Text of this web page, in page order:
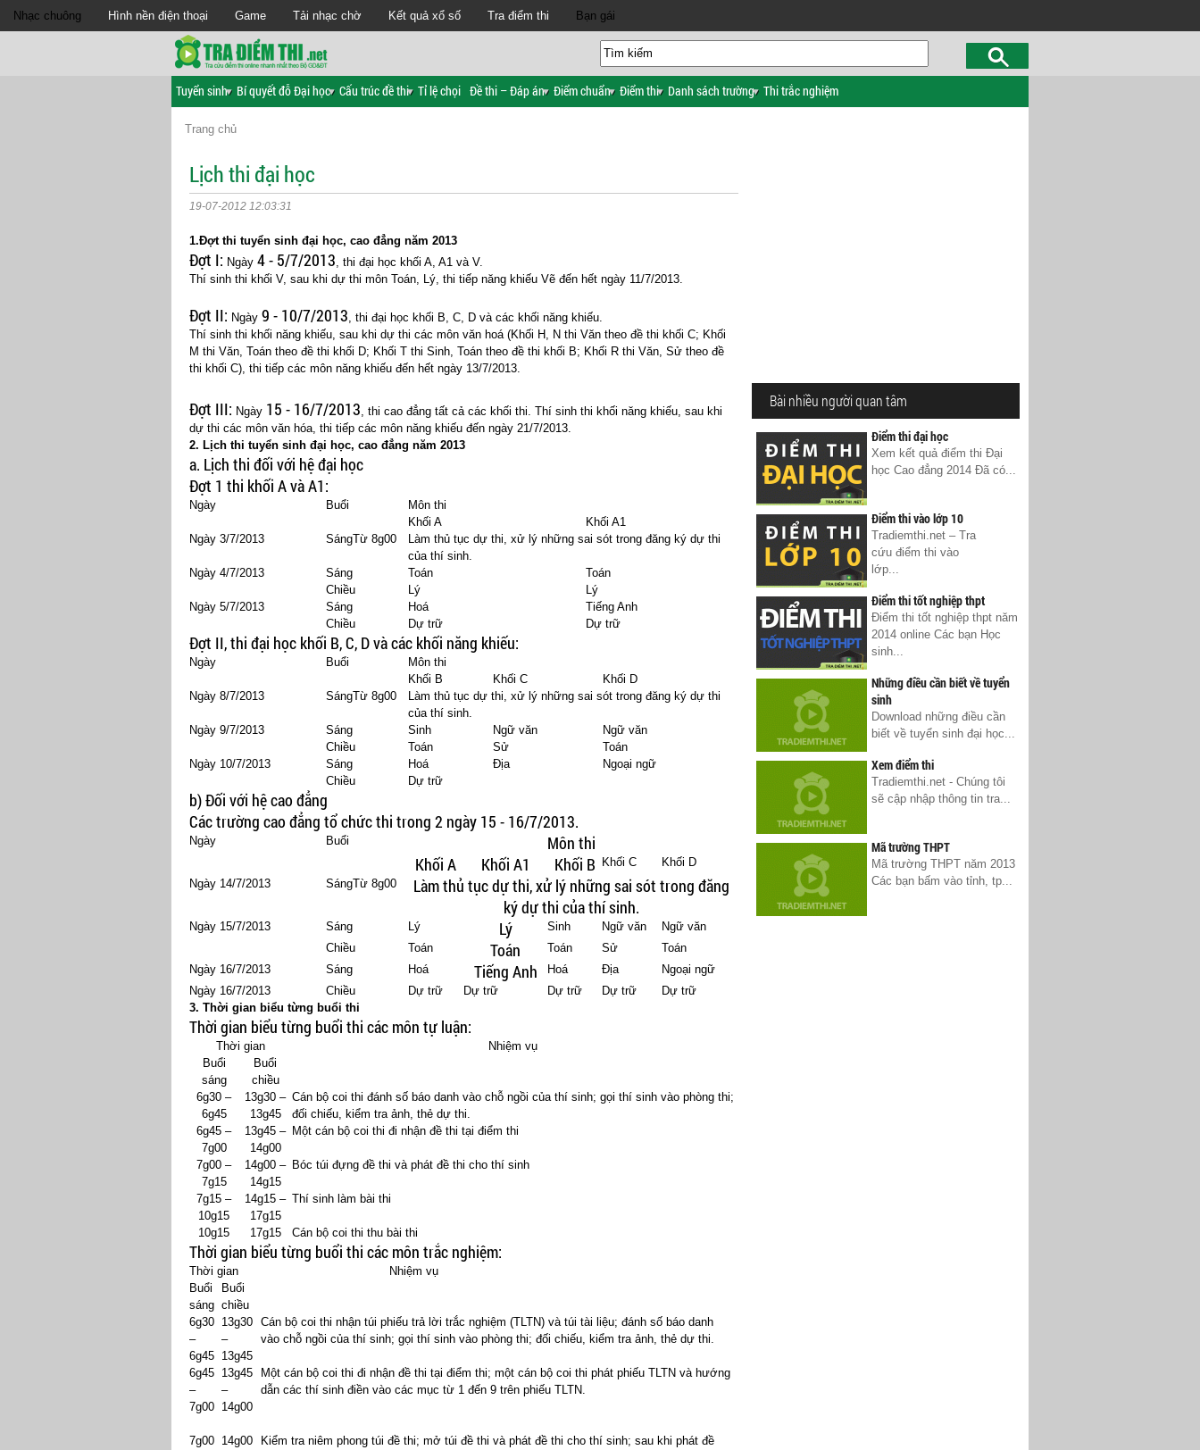
Nhạc chuông Hình nền điện thoại Game Tải nhạc chờ Kết quả xổ số Tra điểm thi Bạn gái
Tuyển sinh Bí quyết đỗ Đại học Cấu trúc đề thi Tỉ lệ chọi Đề thi – Đáp án Điểm chuẩn Điểm thi Danh sách trường Thi trắc nghiệm
Trang chủ
Lịch thi đại học
19-07-2012 12:03:31
1.Đợt thi tuyển sinh đại học, cao đẳng năm 2013
Đợt I: Ngày 4 - 5/7/2013, thi đại học khối A, A1 và V.
Thí sinh thi khối V, sau khi dự thi môn Toán, Lý, thi tiếp năng khiếu Vẽ đến hết ngày 11/7/2013.
Đợt II: Ngày 9 - 10/7/2013, thi đại học khối B, C, D và các khối năng khiếu.
Thí sinh thi khối năng khiếu, sau khi dự thi các môn văn hoá (Khối H, N thi Văn theo đề thi khối C; Khối
M thi Văn, Toán theo đề thi khối D; Khối T thi Sinh, Toán theo đề thi khối B; Khối R thi Văn, Sử theo đề
thi khối C), thi tiếp các môn năng khiếu đến hết ngày 13/7/2013.
Đợt III: Ngày 15 - 16/7/2013, thi cao đẳng tất cả các khối thi. Thí sinh thi khối năng khiếu, sau khi
dự thi các môn văn hóa, thi tiếp các môn năng khiếu đến ngày 21/7/2013.
2. Lịch thi tuyển sinh đại học, cao đẳng năm 2013
a. Lịch thi đối với hệ đại học
Đợt 1 thi khối A và A1:
Ngày Buổi
Môn thi
Khối A
Khối A1
Ngày 3/7/2013
SángTừ 8g00
Làm thủ tục dự thi, xử lý những sai sót trong đăng ký dự thi
của thí sinh.
Ngày 4/7/2013
Sáng Toán
Toán
Chiều
Lý
Lý
Ngày 5/7/2013
Sáng Hoá
Tiếng Anh
Chiều
Dự trữ Dự trữ
Đợt II, thi đại học khối B, C, D và các khối năng khiếu:
Ngày Buổi
Môn thi
Khối B
Khối C
Khối D
Ngày 8/7/2013
SángTừ 8g00
Làm thủ tục dự thi, xử lý những sai sót trong đăng ký dự thi
của thí sinh.
Ngày 9/7/2013
Sáng Sinh Ngữ văn
Ngữ văn
Chiều
Toán Sử
Toán
Ngày 10/7/2013
Sáng Hoá Địa
Ngoại ngữ
Chiều
Dự trữ
b) Đối với hệ cao đẳng
Các trường cao đẳng tổ chức thi trong 2 ngày 15 - 16/7/2013.
Ngày Buổi
Môn thi
Khối A
Khối A1 Khối B Khối C
Khối D
Ngày 14/7/2013
SángTừ 8g00
Làm thủ tục dự thi, xử lý những sai sót trong đăng
ký dự thi của thí sinh.
Ngày 15/7/2013 Sáng Lý Lý Sinh Ngữ văn
Ngữ văn
Chiều
Toán Toán Toán Sử
Toán
Ngày 16/7/2013
Sáng Hoá Tiếng Anh Hoá Địa
Ngoại ngữ
Ngày 16/7/2013
Chiều Dự trữ Dự trữ Dự trữ Dự trữ
Dự trữ
3. Thời gian biểu từng buổi thi
Thời gian biểu từng buổi thi các môn tự luận:
Thời gian
Nhiệm vụ
Buổi
sáng
Buổi
chiều
6g30 –
6g45
13g30 –
13g45
Cán bộ coi thi đánh số báo danh vào chỗ ngồi của thí sinh; gọi thí sinh vào phòng thi;
đối chiếu, kiểm tra ảnh, thẻ dự thi.
6g45 –
7g00
13g45 –
14g00
Một cán bộ coi thi đi nhận đề thi tại điểm thi
7g00 –
7g15
14g00 –
14g15
Bóc túi đựng đề thi và phát đề thi cho thí sinh
7g15 –
10g15
14g15 –
17g15
Thí sinh làm bài thi
10g15 17g15 Cán bộ coi thi thu bài thi
Thời gian biểu từng buổi thi các môn trắc nghiệm:
Thời gian
Nhiệm vụ
Buổi
sáng
Buổi
chiều
6g30
–
6g45
13g30
–
13g45
Cán bộ coi thi nhận túi phiếu trả lời trắc nghiệm (TLTN) và túi tài liệu; đánh số báo danh
vào chỗ ngồi của thí sinh; gọi thí sinh vào phòng thi; đối chiếu, kiểm tra ảnh, thẻ dự thi.
6g45
–
7g00
13g45
–
14g00
Một cán bộ coi thi đi nhận đề thi tại điểm thi; một cán bộ coi thi phát phiếu TLTN và hướng
dẫn các thí sinh điền vào các mục từ 1 đến 9 trên phiếu TLTN.
7g00 14g00
Kiểm tra niêm phong túi đề thi; mở túi đề thi và phát đề thi cho thí sinh; sau khi phát đề
Bài nhiều người quan tâm
Điểm thi đại học
Xem kết quả điểm thi Đại
học Cao đẳng 2014 Đã có...
Điểm thi vào lớp 10
Tradiemthi.net – Tra
cứu điểm thi vào
lớp...
Điểm thi tốt nghiệp thpt
Điểm thi tốt nghiệp thpt năm
2014 online Các bạn Học
sinh...
Những điều cần biết về tuyển
sinh
Download những điều cần
biết về tuyển sinh đại học...
Xem điểm thi
Tradiemthi.net - Chúng tôi
sẽ cập nhập thông tin tra...
Mã trường THPT
Mã trường THPT năm 2013
Các bạn bấm vào tỉnh, tp...